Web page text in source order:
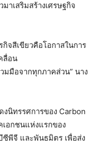
าเสริมสร้างเศรษฐกิจ
จสีเขียวคือโอกาสในการ
ลื่อน
มมือจากทุกภาคส่วน” นาง
นิทรรศการของ Carbon
เอกชนแห่งแรกของ
ซีพีจี และพันธมิตร เพื่อส่ง